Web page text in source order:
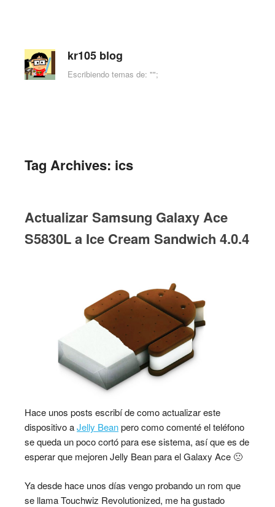
kr105 blog
Escribiendo temas de: "";
Tag Archives: ics
Actualizar Samsung Galaxy Ace
S5830L a Ice Cream Sandwich 4.0.4
Hace unos posts escribí de como actualizar este
dispositivo aJelly Beanpero como comenté el teléfono
se queda un poco cortó para ese sistema, así que es de
esperar que mejoren Jelly Bean para el Galaxy Ace 🙁
Ya desde hace unos días vengo probando un rom que
se llama Touchwiz Revolutionized, me ha gustado